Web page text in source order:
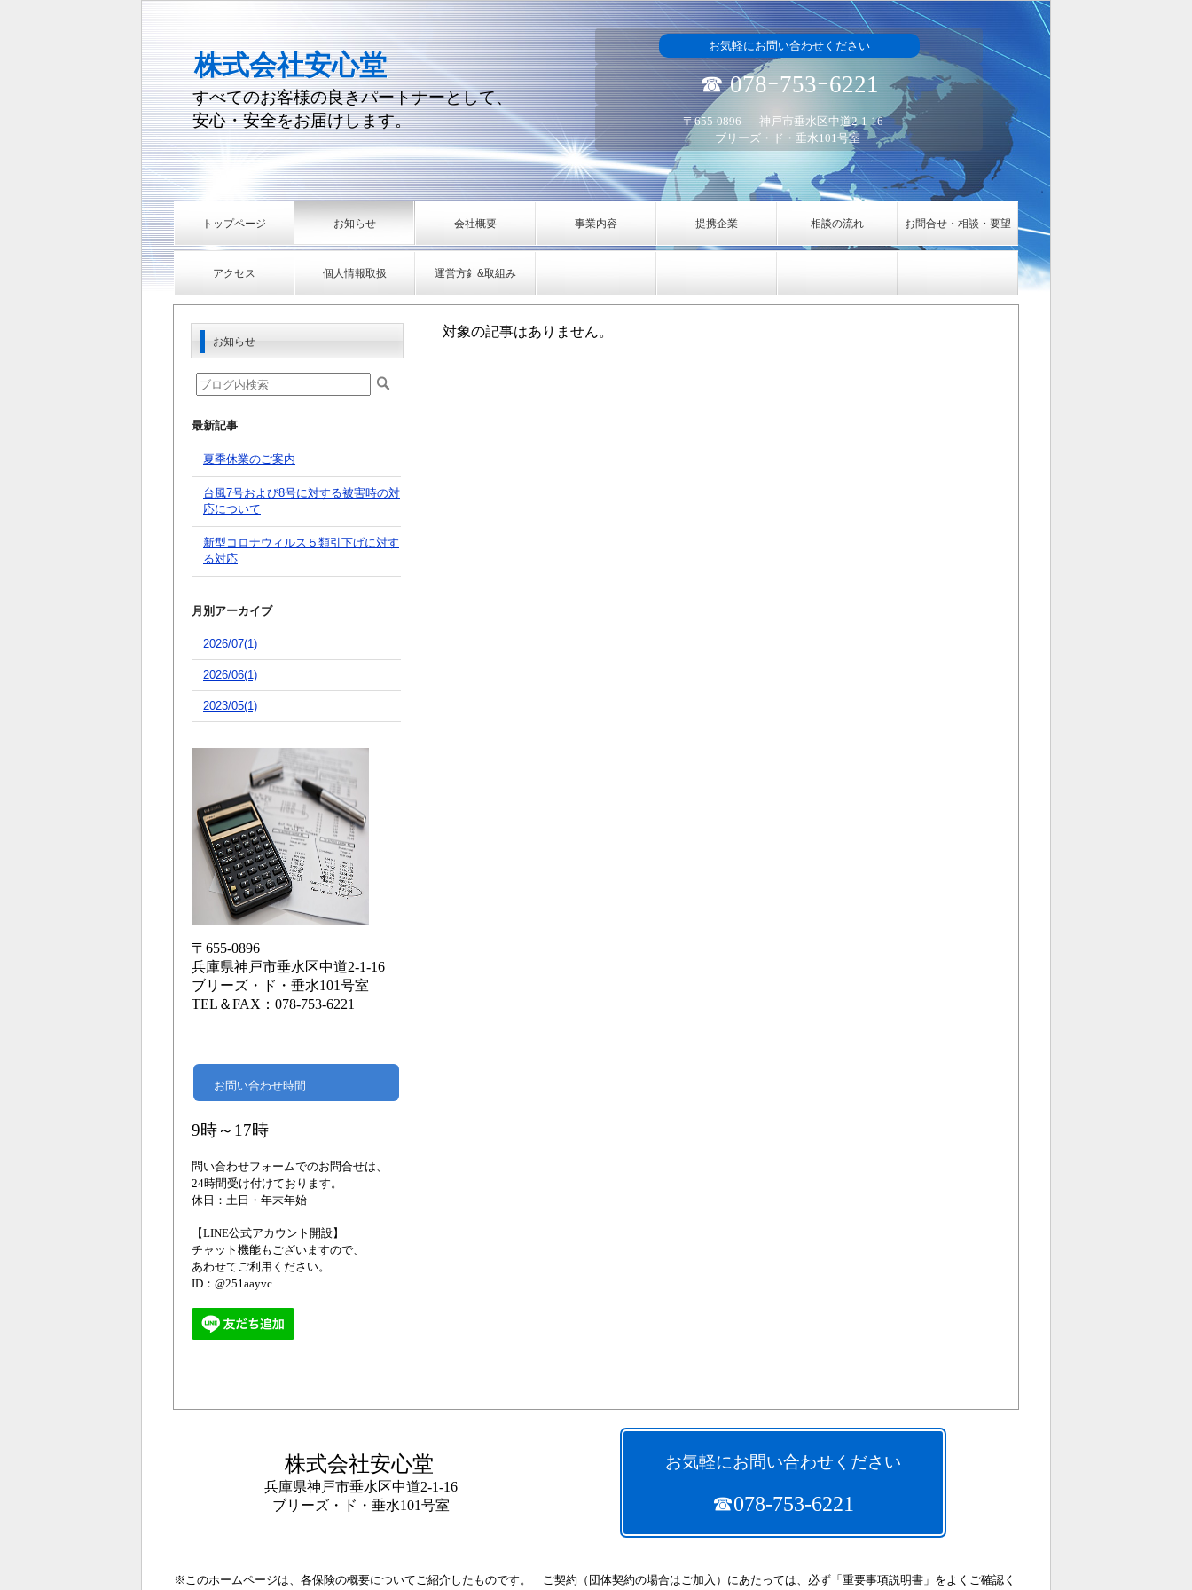
株式会社安心堂
すべてのお客様の良きパートナーとして、
安心・安全をお届けします。
お気軽にお問い合わせください
☎ 078ｰ753ｰ6221
〒655-0896
神戸市垂水区中道2-1-16
ブリーズ・ド・垂水101号室
トップページ お知らせ 会社概要 事業内容 提携企業 相談の流れ お問合せ・相談・要望
アクセス 個人情報取扱 運営方針&取組み
対象の記事はありません。
お知らせ
最新記事
夏季休業のご案内
台風7号および8号に対する被害時の対
応について
新型コロナウィルス５類引下げに対す
る対応
月別アーカイブ
2026/07(1)
2026/06(1)
2023/05(1)
〒655-0896
兵庫県神戸市垂水区中道2-1-16
ブリーズ・ド・垂水101号室
TEL＆FAX：078-753-6221
お問い合わせ時間
9時～17時
問い合わせフォームでのお問合せは、
24時間受け付けております。
休日：土日・年末年始
【LINE公式アカウント開設】
チャット機能もございますので、
あわせてご利用ください。
ID：@251aayvc
株式会社安心堂
兵庫県神戸市垂水区中道2-1-16
ブリーズ・ド・垂水101号室
お気軽にお問い合わせください
☎078-753-6221
※このホームページは、各保険の概要についてご紹介したものです。 ご契約（団体契約の場合はご加入）にあたっては、必ず「重要事項説明書」をよくご確認く